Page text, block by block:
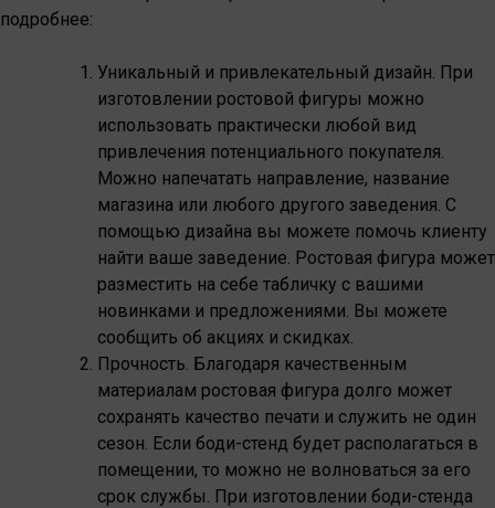
подробнее:
Уникальный и привлекательный дизайн. При
изготовлении ростовой фигуры можно
использовать практически любой вид
привлечения потенциального покупателя.
Можно напечатать направление, название
магазина или любого другого заведения. С
помощью дизайна вы можете помочь клиенту
найти ваше заведение. Ростовая фигура может
разместить на себе табличку с вашими
новинками и предложениями. Вы можете
сообщить об акциях и скидках.
Прочность. Благодаря качественным
материалам ростовая фигура долго может
сохранять качество печати и служить не один
сезон. Если боди-стенд будет располагаться в
помещении, то можно не волноваться за его
срок службы. При изготовлении боди-стенда